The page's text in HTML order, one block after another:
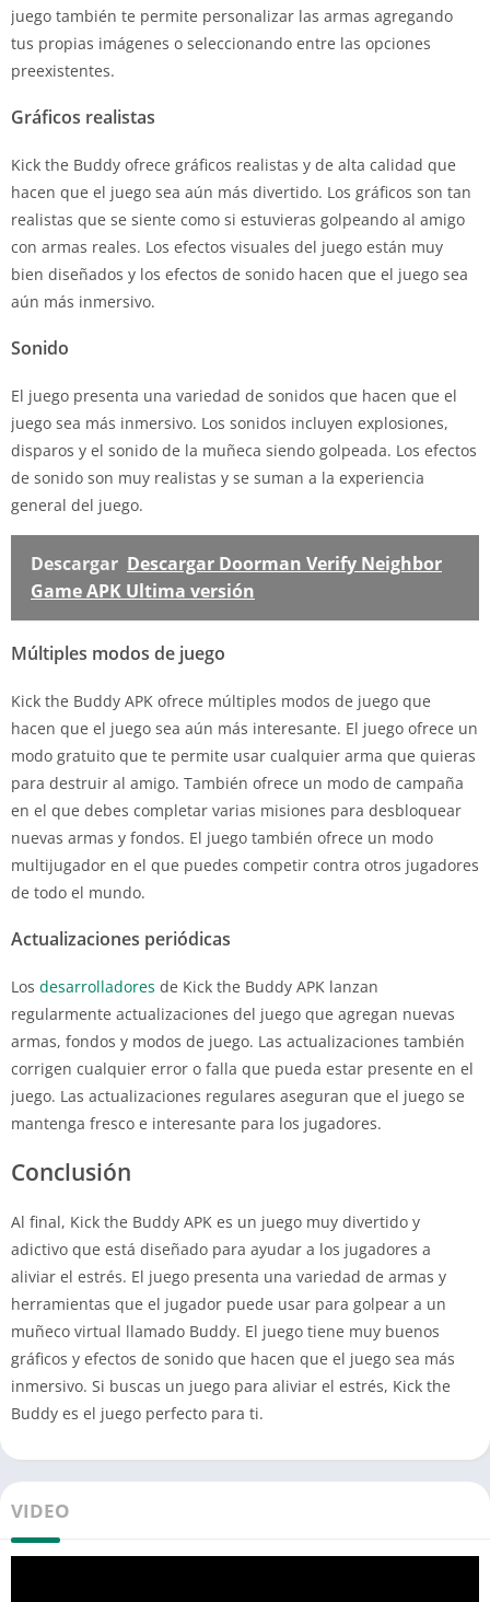
juego también te permite personalizar las armas agregando
tus propias imágenes o seleccionando entre las opciones
preexistentes.
Gráficos realistas
Kick the Buddy ofrece gráficos realistas y de alta calidad que
hacen que el juego sea aún más divertido. Los gráficos son tan
realistas que se siente como si estuvieras golpeando al amigo
con armas reales. Los efectos visuales del juego están muy
bien diseñados y los efectos de sonido hacen que el juego sea
aún más inmersivo.
Sonido
El juego presenta una variedad de sonidos que hacen que el
juego sea más inmersivo. Los sonidos incluyen explosiones,
disparos y el sonido de la muñeca siendo golpeada. Los efectos
de sonido son muy realistas y se suman a la experiencia
general del juego.
Descargar Descargar Doorman Verify Neighbor
Game APK Ultima versión
Múltiples modos de juego
Kick the Buddy APK ofrece múltiples modos de juego que
hacen que el juego sea aún más interesante. El juego ofrece un
modo gratuito que te permite usar cualquier arma que quieras
para destruir al amigo. También ofrece un modo de campaña
en el que debes completar varias misiones para desbloquear
nuevas armas y fondos. El juego también ofrece un modo
multijugador en el que puedes competir contra otros jugadores
de todo el mundo.
Actualizaciones periódicas
Los desarrolladores de Kick the Buddy APK lanzan
regularmente actualizaciones del juego que agregan nuevas
armas, fondos y modos de juego. Las actualizaciones también
corrigen cualquier error o falla que pueda estar presente en el
juego. Las actualizaciones regulares aseguran que el juego se
mantenga fresco e interesante para los jugadores.
Conclusión
Al final, Kick the Buddy APK es un juego muy divertido y
adictivo que está diseñado para ayudar a los jugadores a
aliviar el estrés. El juego presenta una variedad de armas y
herramientas que el jugador puede usar para golpear a un
muñeco virtual llamado Buddy. El juego tiene muy buenos
gráficos y efectos de sonido que hacen que el juego sea más
inmersivo. Si buscas un juego para aliviar el estrés, Kick the
Buddy es el juego perfecto para ti.
VIDEO